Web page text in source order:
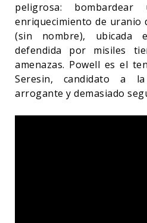
peligrosa:
enriquecimiento de uranio
(sin nombre), ubicada
defendida por misiles
amenazas. Powell es el
Seresin, candidato a
arrogante y demasiado